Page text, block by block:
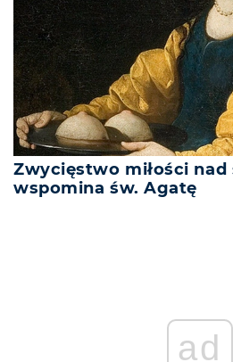
Zwycięstwo miłości nad
wspomina św. Agatę
ad